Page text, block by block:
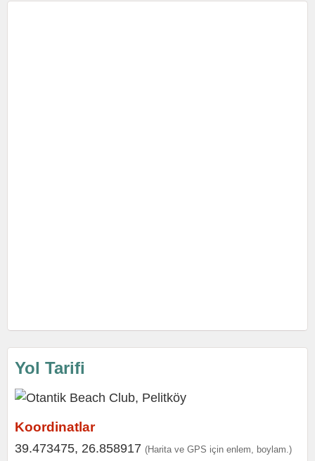
Yol Tarifi
Koordinatlar
39.473475, 26.858917 (Harita ve GPS için enlem, boylam.)